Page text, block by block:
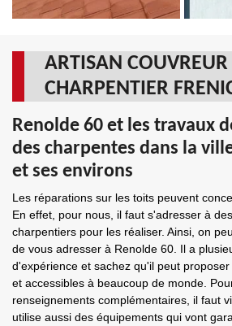
ARTISAN COUVREUR
CHARPENTIER
Renolde 60 et les travaux
des charpentes dans la
et ses environs
Les réparations sur les toits peuvent
En effet, pour nous, il faut s'adresser à
charpentiers pour les réaliser. Ainsi, on
de vous adresser à Renolde 60. Il a
d'expérience et sachez qu'il peut
et accessibles à beaucoup de monde.
renseignements complémentaires, il faut
utilise aussi des équipements qui vont